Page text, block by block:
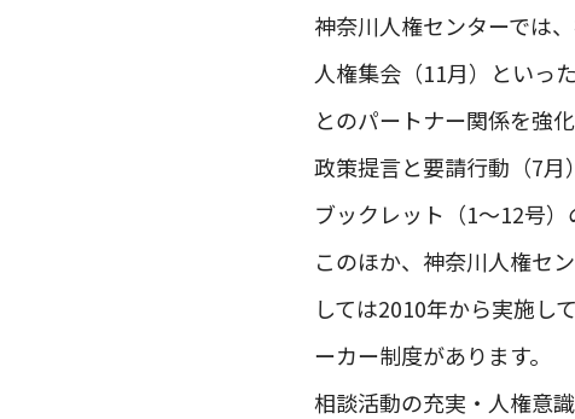
神奈川人権センターでは
人権集会（11月）といっ
とのパートナー関係を強
政策提言と要請行動（7
ブックレット（1～12号）
このほか、神奈川人権セ
しては2010年から実施し
ーカー制度があります。
相談活動の充実・人権意